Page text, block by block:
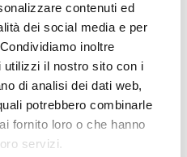
contenuti ed
dei social media e per
inoltre
utilizzi il nostro sito con i
di analisi dei dati web,
potrebbero combinarle
fornito loro o che hanno
servizi.
Verpflichtung zum
und/oder anderer
zu Ihrem Konto nicht
Kunde durch Eingabe
Bestellung aufgeben,
oder Bestellungen